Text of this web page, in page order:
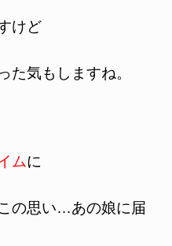
けど
た気もしますね。
ムに
の思い…あの娘に届